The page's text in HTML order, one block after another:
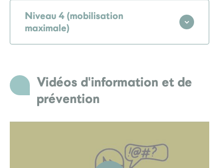
Niveau 4 (mobilisation
maximale)
Vidéos d'information et de
prévention